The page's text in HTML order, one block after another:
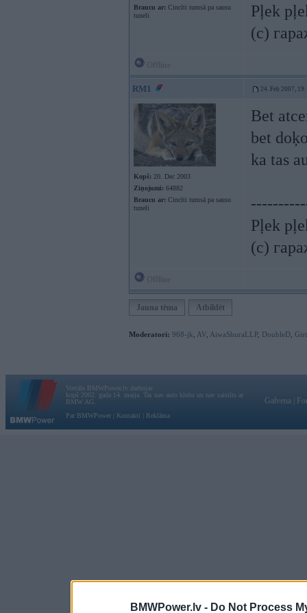
BMWPower.lv - Do Not Process
Braucu ar: Cincīti tumsā pa sausu
tuneli
Pļek
(c)
RM1 24. Feb 2007,
Kopš: 20. Dec 2003
Ziņojumi: 64882
Braucu ar: Cincīti tumsā pa sausu
tuneli
Bet
bet
ka tas
Pļek
(c)
Jauna tēma Atbildēt
Moderatori: 968-jk AV AiwaShuraLLP, DoubleD
Vortāls BMWPower.lv darbojas
kopš 2002. gada 14. maija. Tas nav auto klubs un nav saistīts ar
BMW AG.
Par BMWPower
Kontakti Reklāma
Galvena